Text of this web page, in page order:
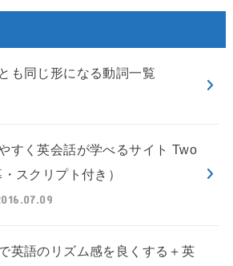
も同じ形になる動詞一覧
すく英会話が学べるサイト Two
スクリプト付き）
英語のリズム感を良くする＋英